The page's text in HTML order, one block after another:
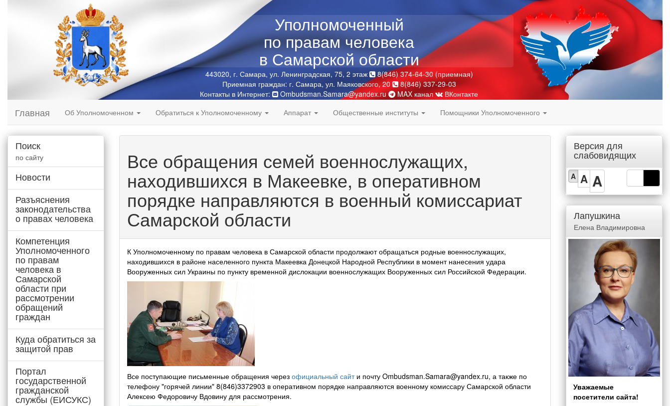
Уполномоченный
по правам человека
в Самарской области
443020, г. Самара, ул. Ленинградская, 75, 2 этаж
8(846) 374-64-30 (приемная)
Приемная граждан: г. Самара, ул. Маяковского, 20
8(846) 337-29-03
Контакты в Интернет:
Ombudsman.Samara@yandex.ru MAX канал ВКонтакте
Главная Об Уполномоченном Обратиться к Уполномоченному Аппарат Общественные институты Помощники Уполномоченного
Поиск
по сайту
Новости
Разъяснения
законодательства
о правах человека
Компетенция
Уполномоченного
по правам
человека в
Самарской
области при
рассмотрении
обращений
граждан
Куда обратиться за
защитой прав
Портал
государственной
гражданской
службы (ЕИСУКС)
Все обращения семей военнослужащих,
находившихся в Макеевке, в оперативном
порядке направляются в военный комиссариат
Самарской области
К Уполномоченному по правам человека в Самарской области продолжают обращаться родные военнослужащих,
находившихся в районе населенного пункта Макеевка Донецкой Народной Республики в момент нанесения удара
Вооруженных сил Украины по пункту временной дислокации военнослужащих Вооруженных сил Российской Федерации.
Все поступающие письменные обращения через официальный сайти почту Ombudsman.Samara@yandex.ru, а также по
телефону "горячей линии" 8(846)3372903 в оперативном порядке направляются военному комиссару Самарской области
Алексею Федоровичу Вдовину для рассмотрения.
Версия для
слабовидящих
A A A
Лапушкина
Елена Владимировна
Уважаемые
посетители сайта!